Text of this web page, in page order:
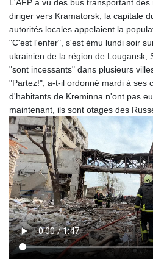
L'AFP a vu des bus transportant
diriger vers Kramatorsk, la capitale
autorités locales appelaient la
"C'est l'enfer", s'est ému lundi soir
ukrainien de la région de Lougansk,
"sont incessants" dans plusieurs
"Partez!", a-t-il ordonné mardi à ses
d'habitants de Kreminna n'ont pas
maintenant, ils sont otages des